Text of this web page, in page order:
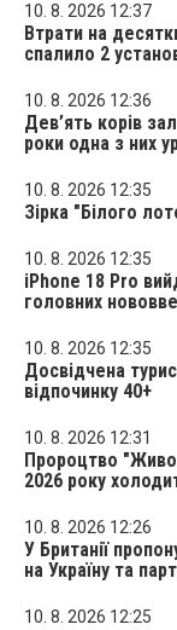
10. 8. 2026 12:37
Втрати на
спалило 2
10. 8. 2026 12:36
Дев’ять корів
роки одна з них
10. 8. 2026 12:35
Зірка "Білого
10. 8. 2026 12:35
iPhone 18 Pro
головних
10. 8. 2026 12:35
Досвідчена
відпочинку 40+
10. 8. 2026 12:31
Пророцтво
2026 року
10. 8. 2026 12:26
У Британії
на Україну та
10. 8. 2026 12:25